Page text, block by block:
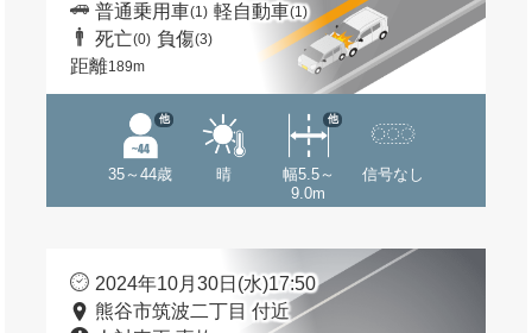
普通乗用車(1) 軽自動車(1)
死亡(0) 負傷(3)
距離189m
35～44歳
他
晴
幅5.5～
9.0m
他
信号なし
2024年10月30日(水)17:50
熊谷市筑波二丁目 付近